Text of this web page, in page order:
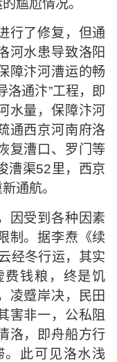
尴尬情况。
了修复，但通
河水患导致洛阳
障汴河漕运的畅
洛通汴”工程，即
水量，保障汴河
通西京河南府洛
复漕口、罗门等
漕渠52里，西京
通航。
受到各种因素
制。据李焘《续
经冬行运，其实
费钱粮，终是饥
凌蹙岸决，民田
害非一，公私阻
洛，即舟船方行
。此可见洛水浅